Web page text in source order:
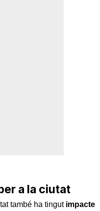
a la ciutat
també ha tingut impacte